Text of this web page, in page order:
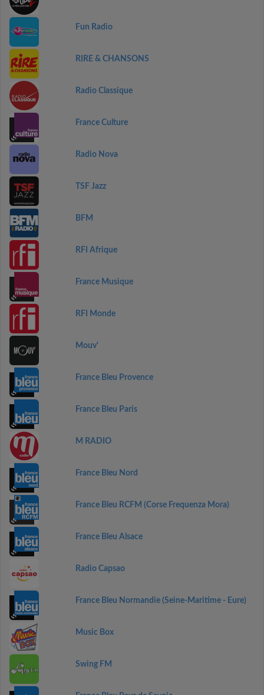
Fun Radio
RIRE & CHANSONS
Radio Classique
France Culture
Radio Nova
TSF Jazz
BFM
RFI Afrique
France Musique
RFI Monde
Mouv'
France Bleu Provence
France Bleu Paris
M RADIO
France Bleu Nord
France Bleu RCFM (Corse Frequenza Mora)
France Bleu Alsace
Radio Capsao
France Bleu Normandie (Seine-Maritime - Eure)
Music Box
Swing FM